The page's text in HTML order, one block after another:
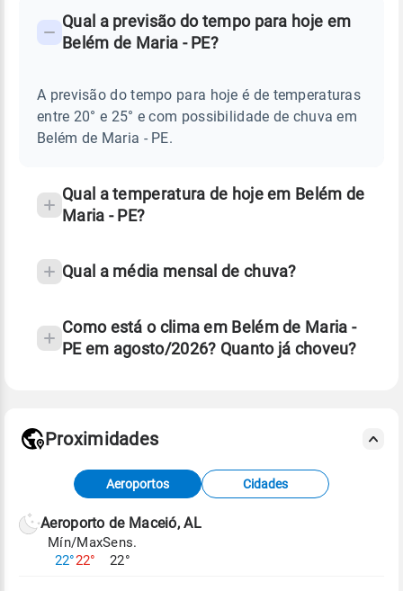
TEMPO
MARIA
Perguntas
sobre
chuva
Qual a previsão do tempo para hoje em
Belém de Maria - PE?
A previsão do tempo para hoje é de temperaturas
entre 20° e 25° e com possibilidade de chuva em
Belém de Maria - PE.
Qual a temperatura de hoje em Belém de
Maria - PE?
Qual a média mensal de chuva?
Como está o clima em Belém de Maria -
PE em agosto/2026? Quanto já choveu?
Fonte: dados combinados de estações
meteorológicas e satélite do Centro de Previsão
de Tempo e Estudos Climáticos (CPTEC).
Para obter mais informações sobre os dados
Proximidades
Aeroportos Cidades
Aeroporto de Maceió, AL
Mín/Max
22°22°
Sens.
22°